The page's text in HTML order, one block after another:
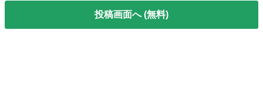
投稿画面へ (無料)